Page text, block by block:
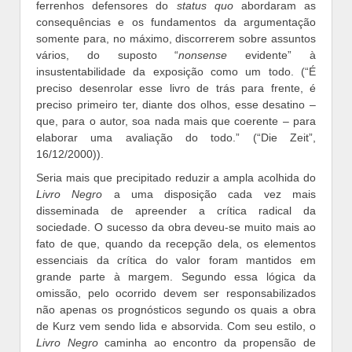
ferrenhos defensores do status quo abordaram as
consequências e os fundamentos da argumentação
somente para, no máximo, discorrerem sobre assuntos
vários, do suposto “nonsense evidente” à
insustentabilidade da exposição como um todo. (“É
preciso desenrolar esse livro de trás para frente, é
preciso primeiro ter, diante dos olhos, esse desatino –
que, para o autor, soa nada mais que coerente – para
elaborar uma avaliação do todo.” (“Die Zeit”,
16/12/2000)).
Seria mais que precipitado reduzir a ampla acolhida do
Livro Negro a uma disposição cada vez mais
disseminada de apreender a crítica radical da
sociedade. O sucesso da obra deveu-se muito mais ao
fato de que, quando da recepção dela, os elementos
essenciais da crítica do valor foram mantidos em
grande parte à margem. Segundo essa lógica da
omissão, pelo ocorrido devem ser responsabilizados
não apenas os prognósticos segundo os quais a obra
de Kurz vem sendo lida e absorvida. Com seu estilo, o
Livro Negrocaminha ao encontro da propensão de